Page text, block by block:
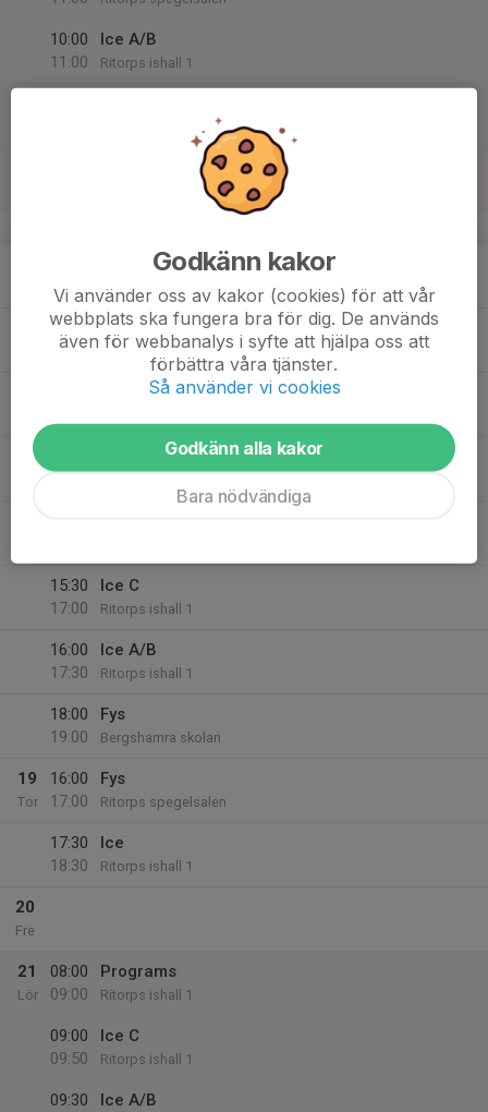
10:00
11:00
Ice A/B
Ritorps ishall 1
Ritorps spegelsalen
15:30
16:30
Ice C
Ritorps ishall 1
Ice A/B
Fys/stretching
15:30
17:00
Ice C
Ritorps ishall 1
16:00
17:30
Ice A/B
Ritorps ishall 1
18:00
19:00
Fys
Bergshamra skolan
19
Tor
16:00
17:00
Fys
Ritorps spegelsalen
17:30
18:30
Ice
Ritorps ishall 1
20
Fre
21
Lör
08:00
09:00
Programs
Ritorps ishall 1
09:00
09:50
Ice C
Ritorps ishall 1
09:30
Ice A/B
Godkänn kakor
Vi använder oss av kakor (cookies) för att vår
webbplats ska fungera bra för dig. De används
även för webbanalys i syfte att hjälpa oss att
förbättra våra tjänster.
Så använder vi cookies
Godkänn alla kakor
Bara nödvändiga